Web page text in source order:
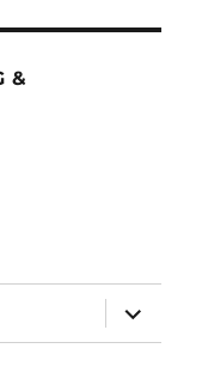
&
öffnen